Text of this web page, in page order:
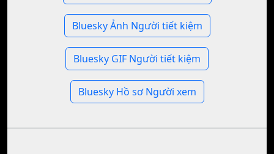
Bluesky Ảnh Người tiết kiệm
Bluesky GIF Người tiết kiệm
Bluesky Hồ sơ Người xem